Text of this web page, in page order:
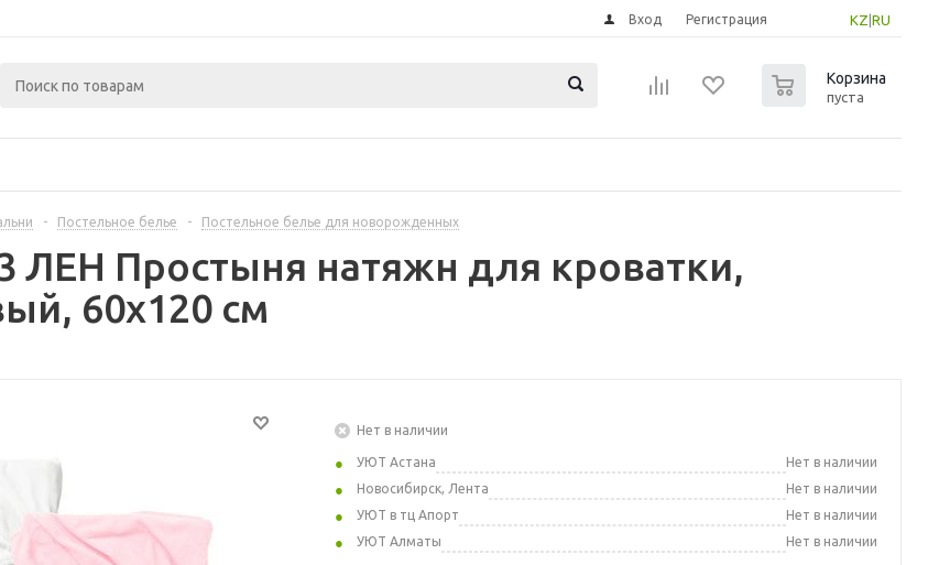
KZ RU
Вход Регистрация
Корзина
пуста
- Постельное белье - Постельное белье для новорожденных
ЛЕН Простыня натяжн для кроватки,
60x120 см
Нет в наличии
УЮТ Астана
Нет в наличии
Новосибирск, Лента
Нет в наличии
УЮТ в тц Апорт
Нет в наличии
УЮТ Алматы
Нет в наличии